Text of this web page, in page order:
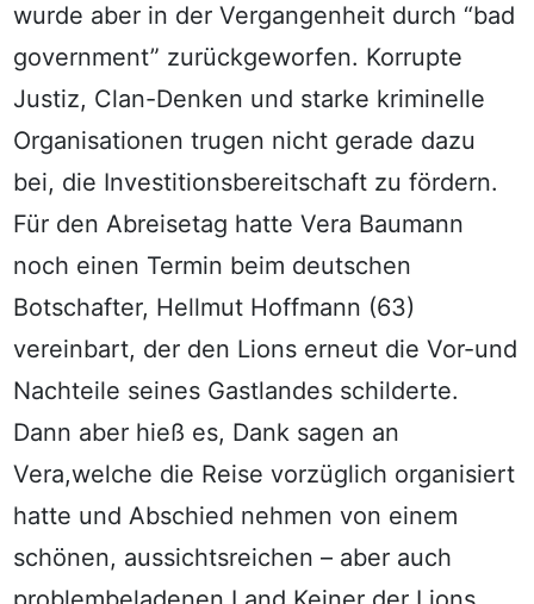
wurde aber in der Vergangenheit durch “bad
government” zurückgeworfen. Korrupte
Justiz, Clan-Denken und starke kriminelle
Organisationen trugen nicht gerade dazu
bei, die Investitionsbereitschaft zu fördern.
Für den Abreisetag hatte Vera Baumann
noch einen Termin beim deutschen
Botschafter, Hellmut Hoffmann (63)
vereinbart, der den Lions erneut die Vor-und
Nachteile seines Gastlandes schilderte.
Dann aber hieß es, Dank sagen an
Vera,welche die Reise vorzüglich organisiert
hatte und Abschied nehmen von einem
schönen, aussichtsreichen – aber auch